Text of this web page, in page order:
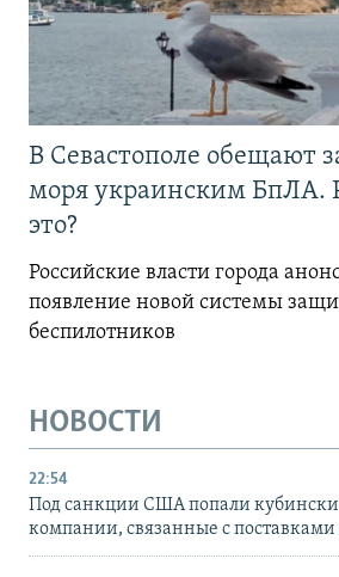
В Севастополе обещают
моря украинским БпЛА.
это?
Российские власти города
появление новой системы
беспилотников
НОВОСТИ
22:54
Под санкции США попали
компании, связанные с